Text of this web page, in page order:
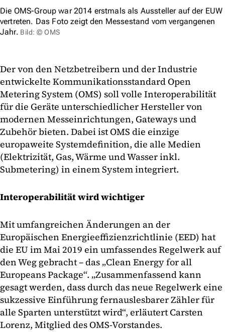
Die OMS-Group war 2014 erstmals als Aussteller auf der EUW
vertreten. Das Foto zeigt den Messestand vom vergangenen
Jahr. Bild: © OMS
Der von den Netzbetreibern und der Industrie
entwickelte Kommunikationsstandard Open
Metering System (OMS) soll volle Interoperabilität
für die Geräte unterschiedlicher Hersteller von
modernen Messeinrichtungen, Gateways und
Zubehör bieten. Dabei ist OMS die einzige
europaweite Systemdefinition, die alle Medien
(Elektrizität, Gas, Wärme und Wasser inkl.
Submetering) in einem System integriert.
Interoperabilität wird wichtiger
Mit umfangreichen Änderungen an der
Europäischen Energieeffizienzrichtlinie (EED) hat
die EU im Mai 2019 ein umfassendes Regelwerk auf
den Weg gebracht – das „Clean Energy for all
Europeans Package“. „Zusammenfassend kann
gesagt werden, dass durch das neue Regelwerk eine
sukzessive Einführung fernauslesbarer Zähler für
alle Sparten unterstützt wird“, erläutert Carsten
Lorenz, Mitglied des OMS-Vorstandes.